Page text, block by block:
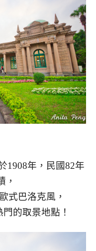
1908年，民國82年
，
式巴洛克風，
的取景地點！